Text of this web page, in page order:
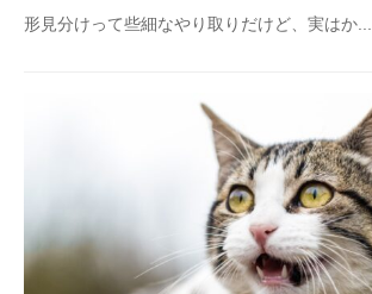
形見分けって些細なやり取りだけど、実はか...